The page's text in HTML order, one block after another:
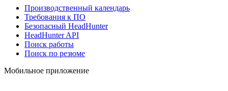
Производственный календарь
Требования к ПО
Безопасный HeadHunter
HeadHunter API
Поиск работы
Поиск по резюме
Мобильное приложение